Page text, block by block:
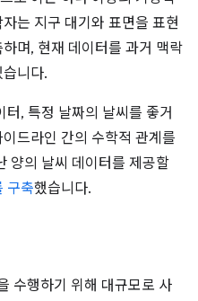
는 지구 대기와 표면을 표현
며, 현재 데이터를 과거 맥락
니다.
, 특정 날짜의 날씨를 좋거
드라인 간의 수학적 관계를
양의 날씨 데이터를 제공할
구축했습니다.
수행하기 위해 대규모로 사